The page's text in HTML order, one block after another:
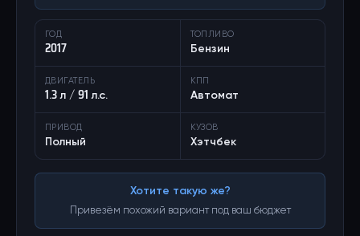
ГОД
2017
ТОПЛИВО
Бензин
ДВИГАТЕЛЬ
1.3 л / 91 л.с.
КПП
Автомат
ПРИВОД
Полный
КУЗОВ
Хэтчбек
Хотите такую же?
Привезём похожий вариант под ваш бюджет